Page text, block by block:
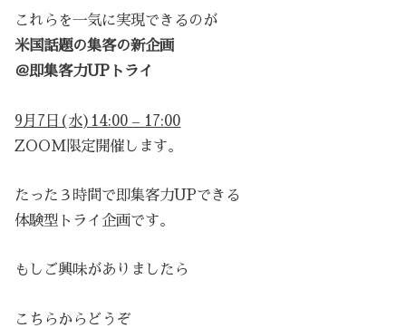
これらを一気に実現できるのが
米国話題の集客の新企画
＠即集客力UPトライ
9月7日(水)14:00 – 17:00
ZOOM限定開催します。
たった３時間で即集客力UPできる
体験型トライ企画です。
もしご興味がありましたら
こちらからどうぞ